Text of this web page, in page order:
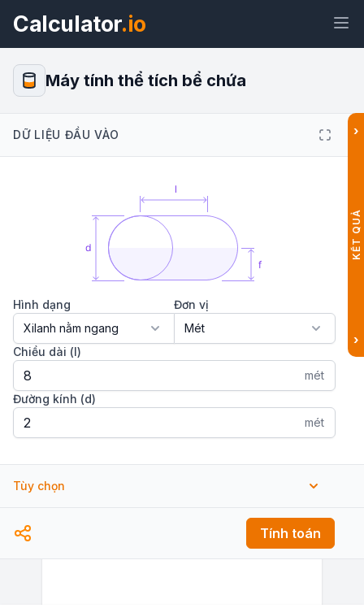
Calculator.io
Xem trước Máy tính thể tích bể
chứa Tiện ích
Máy tính thể tích bể chứa
DỮ LIỆU ĐẦU VÀO
Hình dạng Đơn vị
Chiều dài (l)
mét
Đường kính (d)
mét
Tùy chọn
mét
Tính toán
›
KẾT QUẢ
›